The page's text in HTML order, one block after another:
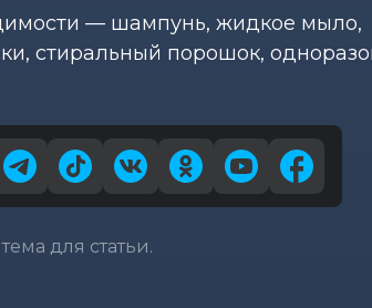
— шампунь, жидкое мыло,
стиральный порошок,
для статьи.